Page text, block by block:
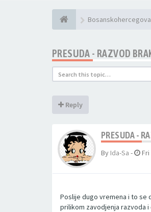
PRESUDA - RAZVOD
Reply
PRESUDA -
By Ida-Sa - Fri
Poslije dugo vremena i to se
prilikom zavodjenja razvoda i